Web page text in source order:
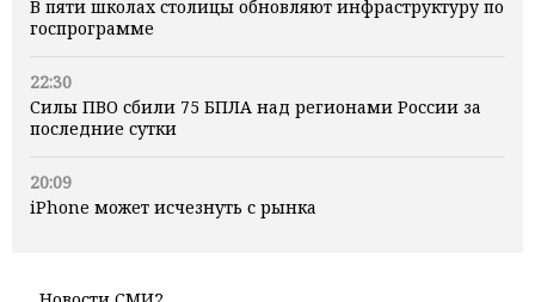
В пяти школах столицы обновляют инфраструктуру по
госпрограмме
22:30
Силы ПВО сбили 75 БПЛА над регионами России за
последние сутки
20:09
iPhone может исчезнуть с рынка